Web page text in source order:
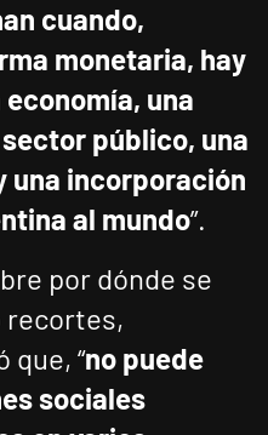
cuando,
monetaria, hay
una
público, una
una incorporación
al mundo”.
por dónde se
recortes,
que, “no puede
sociales